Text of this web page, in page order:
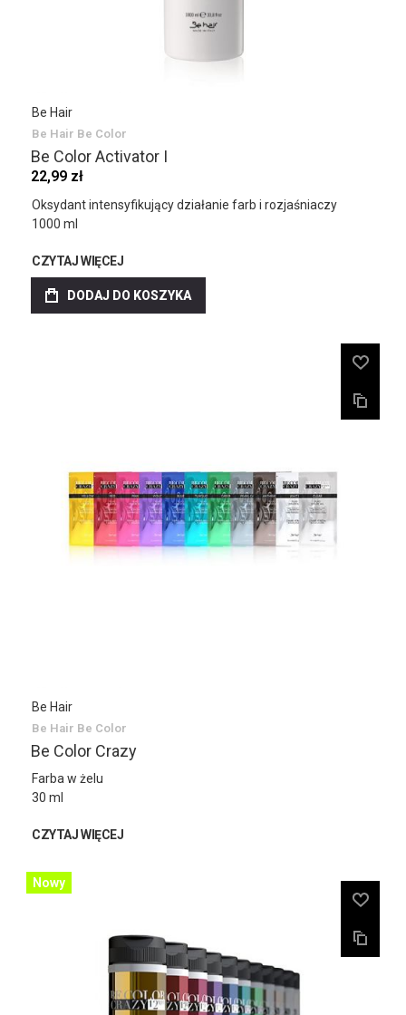
Be Hair
Be Hair Be Color
Be Color Activator I
22,99 zł
Oksydant intensyfikujący działanie farb i rozjaśniaczy
1000 ml
CZYTAJ WIĘCEJ
DODAJ DO KOSZYKA
Be Hair
Be Hair Be Color
Be Color Crazy
Farba w żelu
30 ml
CZYTAJ WIĘCEJ
Nowy